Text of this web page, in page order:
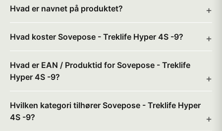
Hvad er navnet på produktet?
Hvad koster Sovepose - Treklife Hyper 4S -9?
Hvad er EAN / Produktid for Sovepose - Treklife
Hyper 4S -9?
Hvilken kategori tilhører Sovepose - Treklife Hyper
4S -9?